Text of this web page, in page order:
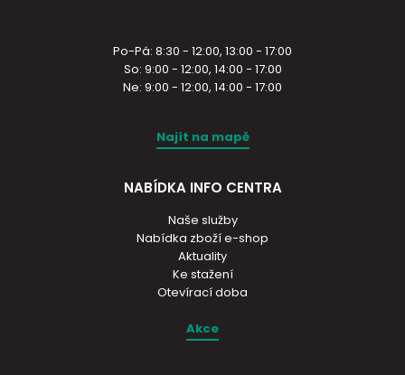
Po-Pá: 8:30 - 12:00, 13:00 - 17:00
So: 9:00 - 12:00, 14:00 - 17:00
Ne: 9:00 - 12:00, 14:00 - 17:00
Najít na mapě
NABÍDKA INFO CENTRA
Naše služby
Nabídka zboží e-shop
Aktuality
Ke stažení
Otevírací doba
Akce